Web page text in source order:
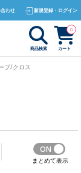
わせ 新規登録・ログイン
商品検索 カート
0
ブ/クロス
まとめて表示